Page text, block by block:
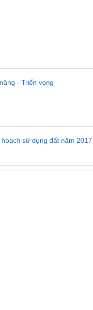
- Triển vọng
sử dụng đất năm